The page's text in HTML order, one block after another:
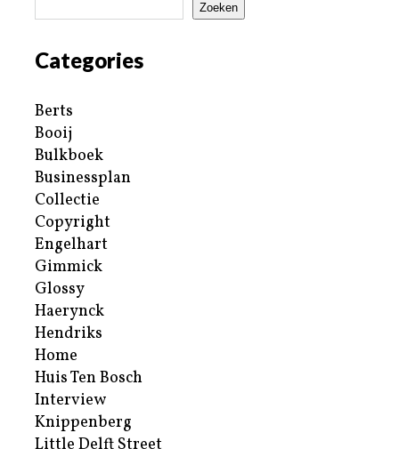
Zoeken
Categories
Berts
Booij
Bulkboek
Businessplan
Collectie
Copyright
Engelhart
Gimmick
Glossy
Haerynck
Hendriks
Home
Huis Ten Bosch
Interview
Knippenberg